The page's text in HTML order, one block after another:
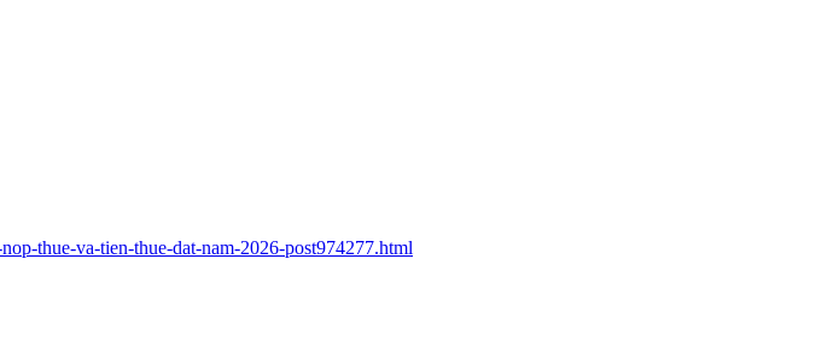
thue-va-tien-thue-dat-nam-2026-post974277.html